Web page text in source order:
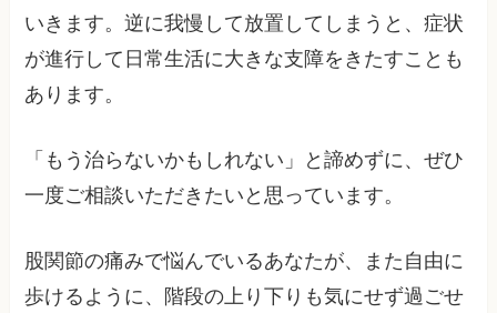
いきます。逆に我慢して放置してしまうと、症状
が進行して日常生活に大きな支障をきたすことも
あります。
「もう治らないかもしれない」と諦めずに、ぜひ
一度ご相談いただきたいと思っています。
股関節の痛みで悩んでいるあなたが、また自由に
歩けるように、階段の上り下りも気にせず過ごせ